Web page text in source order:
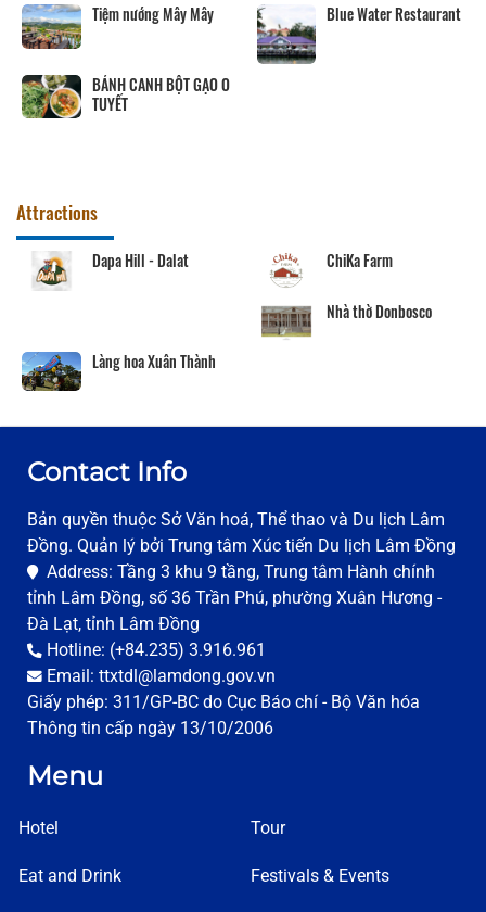
Tiệm nướng Mây Mây Blue Water Restaurant
BÁNH CANH BỘT GẠO O
TUYẾT
Attractions
Dapa Hill - Dalat ChiKa Farm
Nhà thờ Donbosco
Làng hoa Xuân Thành
Contact Info
Bản quyền thuộc Sở Văn hoá, Thể thao và Du lịch Lâm
Đồng. Quản lý bởi Trung tâm Xúc tiến Du lịch Lâm Đồng
Address: Tầng 3 khu 9 tầng, Trung tâm Hành chính
tỉnh Lâm Đồng, số 36 Trần Phú, phường Xuân Hương -
Đà Lạt, tỉnh Lâm Đồng
Hotline: (+84.235) 3.916.961
Email: ttxtdl@lamdong.gov.vn
Giấy phép: 311/GP-BC do Cục Báo chí - Bộ Văn hóa
Thông tin cấp ngày 13/10/2006
Menu
Hotel
Eat and Drink
Tour
Festivals & Events